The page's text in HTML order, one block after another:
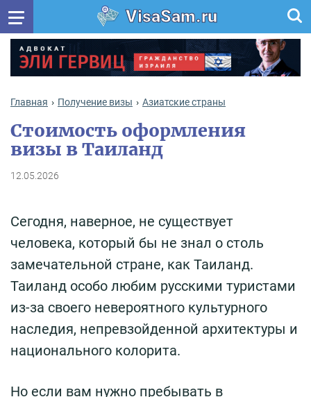
VisaSam.ru
Главная Получение визы Азиатские страны
Стоимость оформления
визы в Таиланд
12.05.2026
Сегодня, наверное, не существует
человека, который бы не знал о столь
замечательной стране, как Таиланд.
Таиланд особо любим русскими туристами
из-за своего невероятного культурного
наследия, непревзойденной архитектуры и
национального колорита.
Но если вам нужно пребывать в